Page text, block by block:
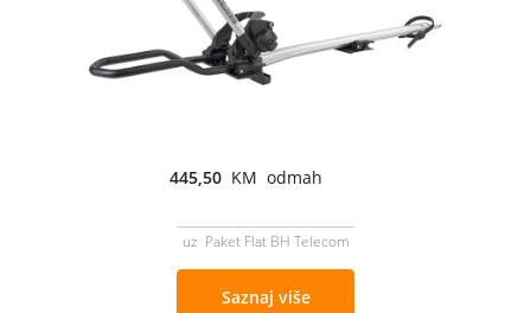
445,50 KM odmah
uz Paket Flat BH Telecom
Saznaj više